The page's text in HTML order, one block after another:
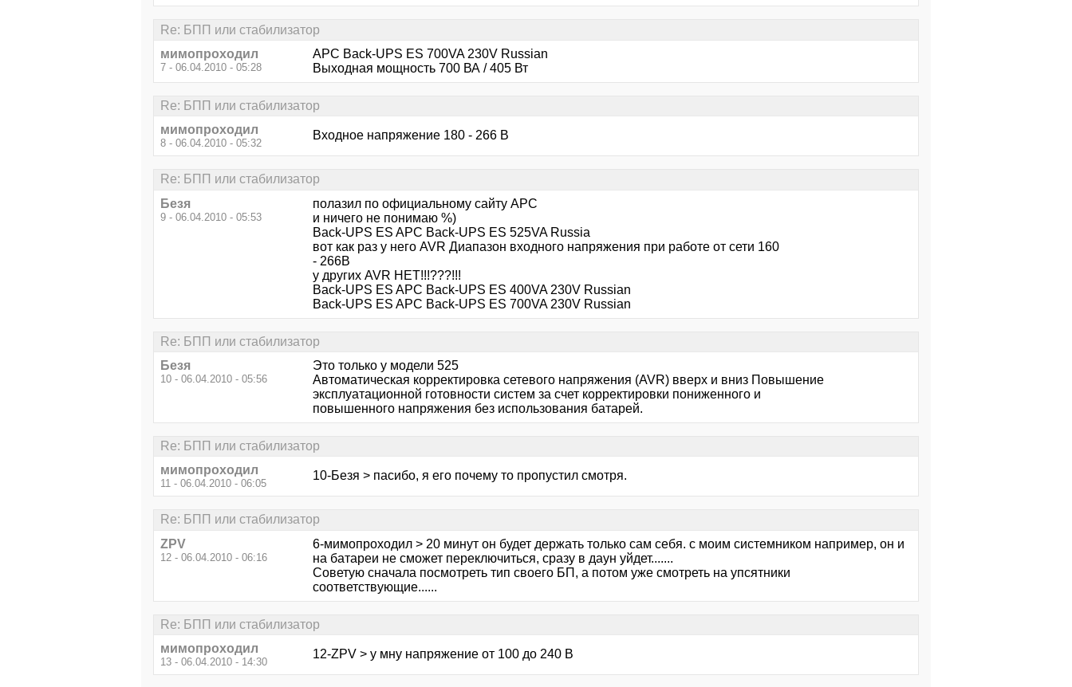
Re: БПП или стабилизатор
мимопроходил
7 - 06.04.2010 - 05:28
APC Back-UPS ES 700VA 230V Russian
Выходная мощность 700 ВА / 405 Вт
Re: БПП или стабилизатор
мимопроходил
8 - 06.04.2010 - 05:32
Входное напряжение 180 - 266 В
Re: БПП или стабилизатор
Безя
9 - 06.04.2010 - 05:53
полазил по официальному сайту APC
и ничего не понимаю %)
Back-UPS ES APC Back-UPS ES 525VA Russia
вот как раз у него AVR Диапазон входного напряжения при работе от сети 160
- 266В
у других AVR НЕТ!!!???!!!
Back-UPS ES APC Back-UPS ES 400VA 230V Russian
Back-UPS ES APC Back-UPS ES 700VA 230V Russian
Re: БПП или стабилизатор
Безя
10 - 06.04.2010 - 05:56
Это только у модели 525
Автоматическая корректировка сетевого напряжения (AVR) вверх и вниз Повышение
эксплуатационной готовности систем за счет корректировки пониженного и
повышенного напряжения без использования батарей.
Re: БПП или стабилизатор
мимопроходил
11 - 06.04.2010 - 06:05
10-Безя > пасибо, я его почему то пропустил смотря.
Re: БПП или стабилизатор
ZPV
12 - 06.04.2010 - 06:16
6-мимопроходил > 20 минут он будет держать только сам себя. с моим системником например, он и
на батареи не сможет переключиться, сразу в даун уйдет.......
Советую сначала посмотреть тип своего БП, а потом уже смотреть на упсятники
соответствующие......
Re: БПП или стабилизатор
мимопроходил
13 - 06.04.2010 - 14:30
12-ZPV > у мну напряжение от 100 до 240 В